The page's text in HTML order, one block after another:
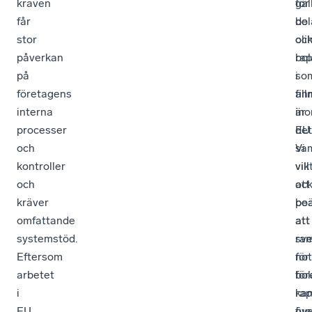
kraven
får
stor
påverkan
på
företagens
interna
processer
och
kontroller
och
kräver
omfattande
systemstöd.
Eftersom
arbetet
i
i
är
det
att
att
för
för
de
EU.
Vi
vill
att